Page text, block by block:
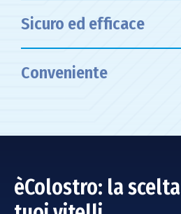
Sicuro ed efficace
Conveniente
èColostro: la